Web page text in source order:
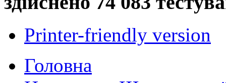
Printer-friendly version
Головна